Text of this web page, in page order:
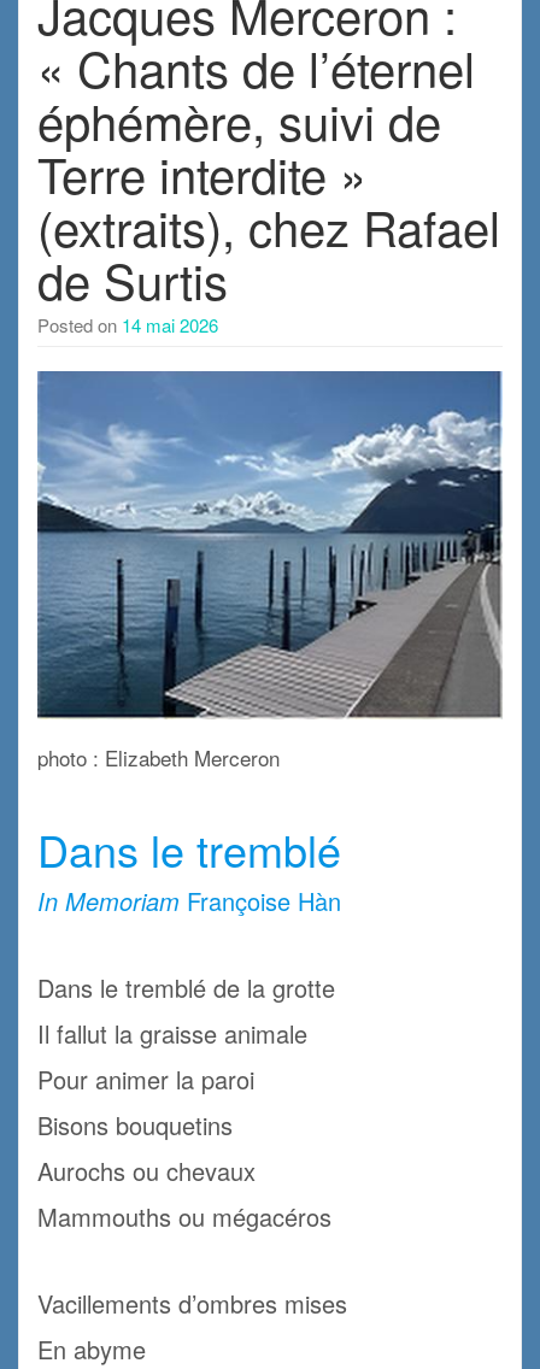
Jacques Merceron :
« Chants de l’éternel
éphémère, suivi de
Terre interdite »
(extraits), chez Rafael
de Surtis
Posted on 14 mai 2026
photo : Elizabeth Merceron
Dans le tremblé
In Memoriam Françoise Hàn
Dans le tremblé de la grotte
Il fallut la graisse animale
Pour animer la paroi
Bisons bouquetins
Aurochs ou chevaux
Mammouths ou mégacéros
Vacillements d’ombres mises
En abyme